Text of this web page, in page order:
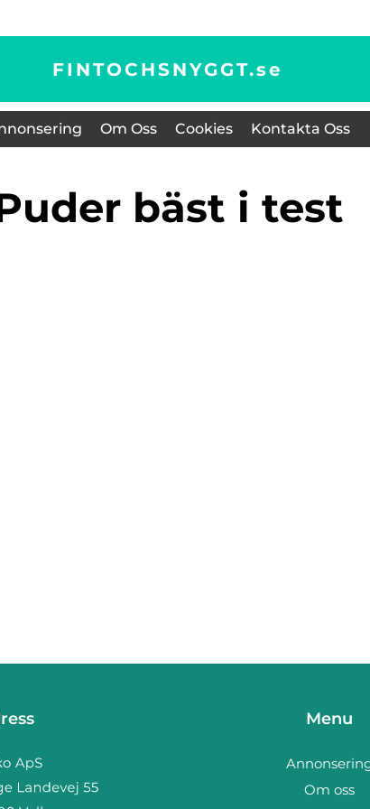
FINTOCHSNYGGT.se
Om Oss Cookies Kontakta Oss
puder bäst i test
Menu
Om oss